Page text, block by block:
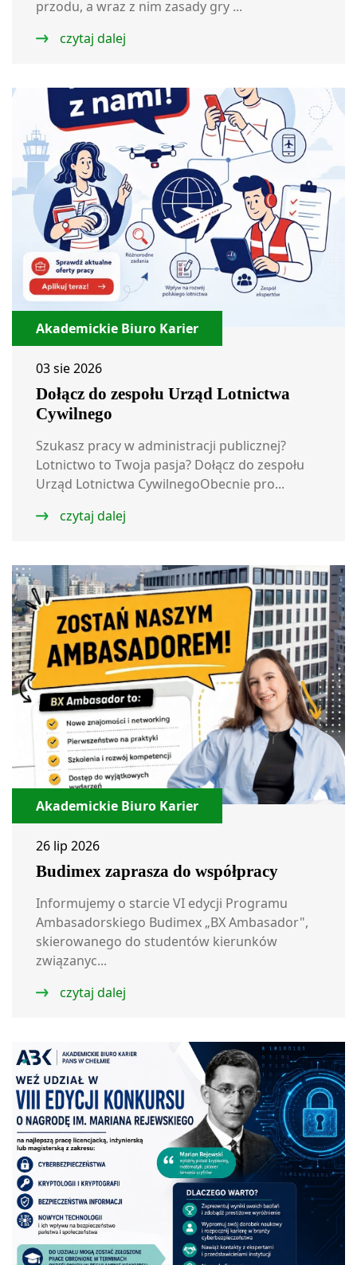
przodu, a wraz z nim zasady gry ...
czytaj dalej
Akademickie Biuro Karier
03 sie 2026
Dołącz do zespołu Urząd Lotnictwa
Cywilnego
Szukasz pracy w administracji publicznej?
Lotnictwo to Twoja pasja? Dołącz do zespołu
Urząd Lotnictwa CywilnegoObecnie pro...
czytaj dalej
Akademickie Biuro Karier
26 lip 2026
Budimex zaprasza do współpracy
Informujemy o starcie VI edycji Programu
Ambasadorskiego Budimex „BX Ambasador",
skierowanego do studentów kierunków
związanyc...
czytaj dalej